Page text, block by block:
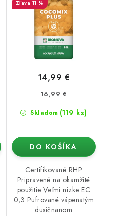
11 %
Skladom (119 ks)
14,99 €
16,99 €
DO KOŠÍKA
Certifikované RHP
Pripravené na okamžité
použitie Veľmi nízke EC
0,3 Pufrované vápenatým
dusičnanom